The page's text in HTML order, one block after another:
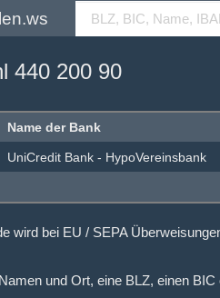
440 200 90
Name der Bank
UniCredit Bank - HypoVereinsbank
wird bei EU / SEPA
und Ort, eine BLZ, einen